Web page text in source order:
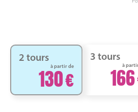
2 tours
à partir de
130
3 tours
à
166